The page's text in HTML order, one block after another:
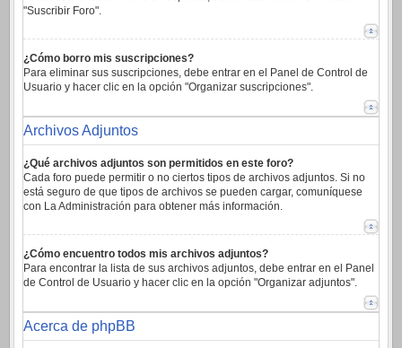
"Suscribir Foro".
¿Cómo borro mis suscripciones?
Para eliminar sus suscripciones, debe entrar en el Panel de Control de
Usuario y hacer clic en la opción "Organizar suscripciones".
Archivos Adjuntos
¿Qué archivos adjuntos son permitidos en este foro?
Cada foro puede permitir o no ciertos tipos de archivos adjuntos. Si no
está seguro de que tipos de archivos se pueden cargar, comuníquese
con La Administración para obtener más información.
¿Cómo encuentro todos mis archivos adjuntos?
Para encontrar la lista de sus archivos adjuntos, debe entrar en el Panel
de Control de Usuario y hacer clic en la opción "Organizar adjuntos".
Acerca de phpBB